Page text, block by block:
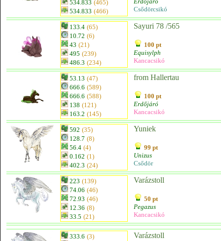
534.833 (465)
534.833 (466)
Csődörcsikó
133.4 (65)
10.72 (6)
43 (21)
495 (239)
486.3 (234)
Sayuri 78 /565
100 pt
Equisylph
Kancacsikó
53.13 (47)
666.6 (589)
666.6 (588)
138 (121)
163.2 (145)
from Hallertau
100 pt
Erdőjáró
Kancacsikó
592 (35)
128.7 (8)
56.4 (4)
0.162 (1)
402.3 (24)
Yuniek
99 pt
Unizus
Csődör
223 (139)
74.06 (46)
72.93 (46)
12.36 (8)
33.5 (21)
Varázstoll
50 pt
Pegazus
Kancacsikó
333.6 (3) Varázstoll